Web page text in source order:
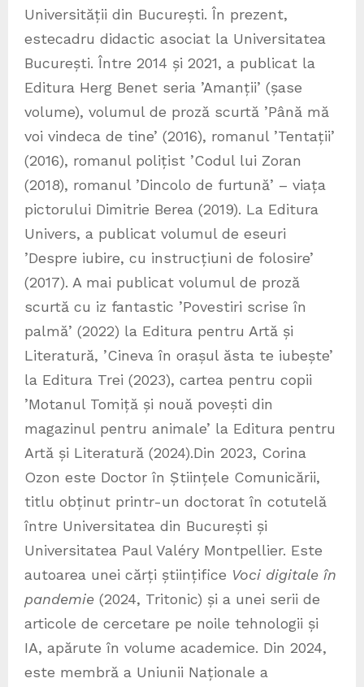
Universității din București. În prezent,
estecadru didactic asociat la Universitatea
București. Între 2014 și 2021, a publicat la
Editura Herg Benet seria ’Amanții’ (șase
volume), volumul de proză scurtă ’Până mă
voi vindeca de tine’ (2016), romanul ’Tentații’
(2016), romanul polițist ’Codul lui Zoran
(2018), romanul ’Dincolo de furtună’ – viața
pictorului Dimitrie Berea (2019). La Editura
Univers, a publicat volumul de eseuri
’Despre iubire, cu instrucțiuni de folosire’
(2017). A mai publicat volumul de proză
scurtă cu iz fantastic ’Povestiri scrise în
palmă’ (2022) la Editura pentru Artă și
Literatură, ’Cineva în orașul ăsta te iubește’
la Editura Trei (2023), cartea pentru copii
’Motanul Tomiță și nouă povești din
magazinul pentru animale’ la Editura pentru
Artă și Literatură (2024).Din 2023, Corina
Ozon este Doctor în Științele Comunicării,
titlu obținut printr-un doctorat în cotutelă
între Universitatea din București și
Universitatea Paul Valéry Montpellier. Este
autoarea unei cărți științifice Voci digitale în
pandemie (2024, Tritonic) și a unei serii de
articole de cercetare pe noile tehnologii și
IA, apărute în volume academice. Din 2024,
este membră a Uniunii Naționale a